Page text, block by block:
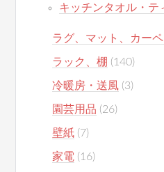
キッチンタオル・テ
ラグ、マット、カーペ
ラック、棚 (140)
冷暖房・送風 (3)
園芸用品 (26)
壁紙 (7)
家電 (16)